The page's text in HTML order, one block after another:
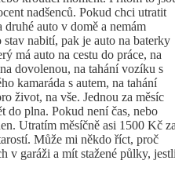
nadšenců. Pokud chci utratit
auto v domě a nemám
nabití, pak je auto na baterky
má auto na cestu do práce, na
dovolenou, na tahání vozíku s
kamaráda s autem, na tahání
život, na vše. Jednou za měsíc
do plna. Pokud není čas, nebo
Utratím měsíčně asi 1500 Kč
Může mi někdo říct, proč
v garáži a mít stažené půlky,